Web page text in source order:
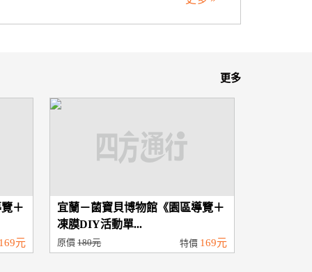
更多
＋
元
宜蘭－菌寶貝博物館《園區導覽＋
凍膜DIY活動單...
原價180元 特價 169元